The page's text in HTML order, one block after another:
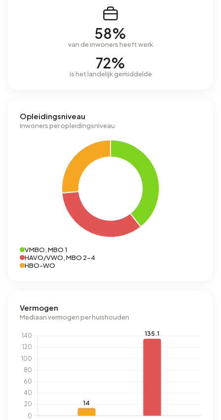
58%
van de inwoners heeft werk
72%
is het landelijk gemiddelde
Opleidingsniveau
Inwoners per opleidingsniveau
VMBO, MBO 1
HAVO/VWO, MBO 2-4
HBO-WO
Vermogen
Mediaan vermogen per huishouden